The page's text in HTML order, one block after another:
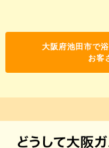
大阪府池田市で
お客